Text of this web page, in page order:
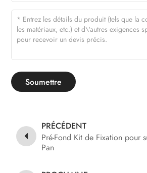
Soumettre
PRÉCÉDENT
Pré-Fond Kit de Fixation pour
Pan